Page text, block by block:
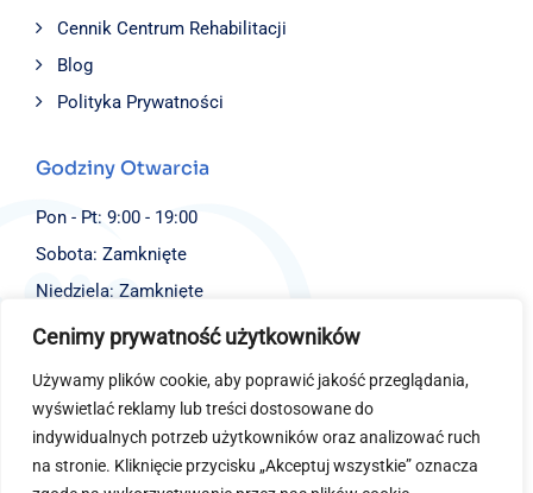
Cenimy prywatność użytkowników
Używamy plików cookie, aby poprawić jakość przeglądania,
wyświetlać reklamy lub treści dostosowane do
indywidualnych potrzeb użytkowników oraz analizować ruch
na stronie. Kliknięcie przycisku „Akceptuj wszystkie” oznacza
Cennik Centrum Rehabilitacji
Blog
Polityka Prywatności
Godziny Otwarcia
Pon - Pt: 9:00 - 19:00
Sobota: Zamknięte
Niedziela: Zamknięte
Dane Kontaktowe
Fundacja EJBISI
ul. Św. Stanisława 4,
40-014 Katowice
(+48) 577 726 100